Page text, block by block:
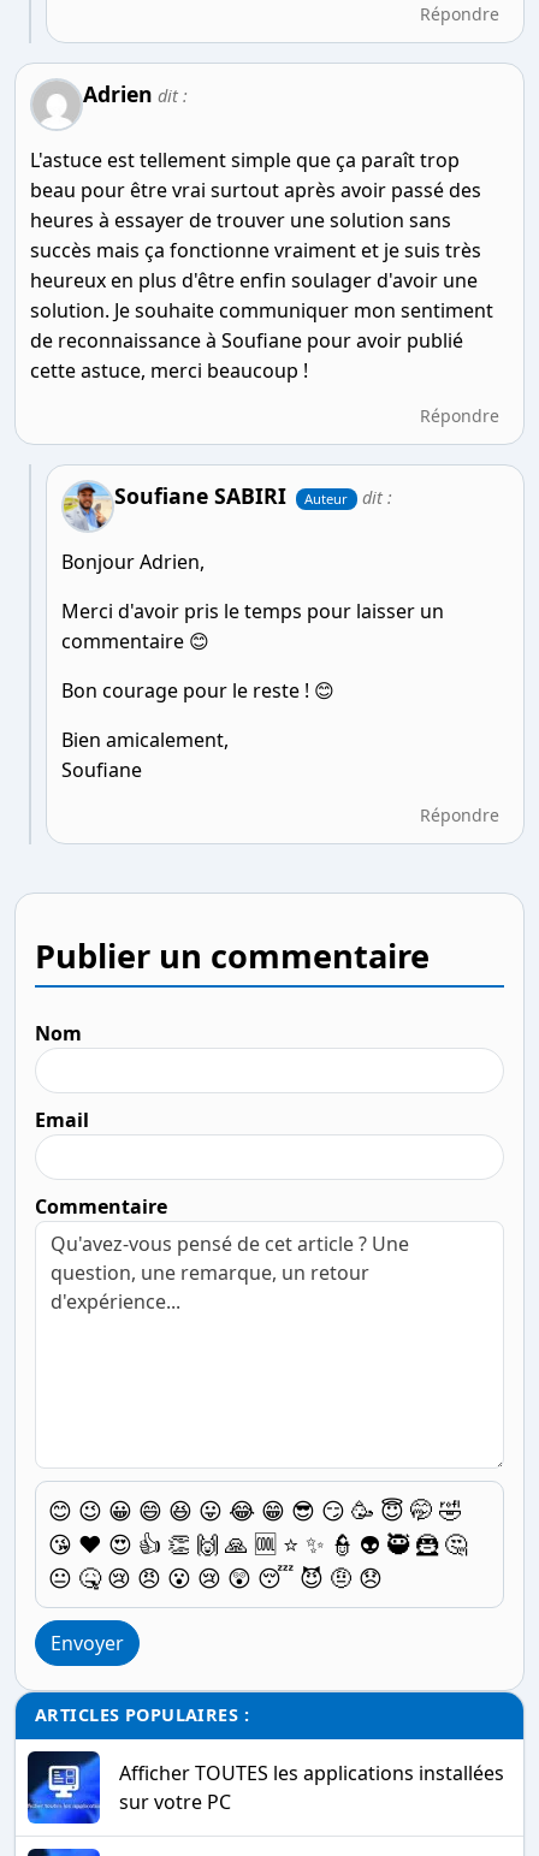
Répondre
Adrien dit :
L'astuce est tellement simple que ça paraît trop
beau pour être vrai surtout après avoir passé des
heures à essayer de trouver une solution sans
succès mais ça fonctionne vraiment et je suis très
heureux en plus d'être enfin soulager d'avoir une
solution. Je souhaite communiquer mon sentiment
de reconnaissance à Soufiane pour avoir publié
cette astuce, merci beaucoup !
Répondre
Soufiane SABIRI Auteur dit :
Bonjour Adrien,
Merci d'avoir pris le temps pour laisser un
commentaire 😊
Bon courage pour le reste ! 😊
Bien amicalement,
Soufiane
Répondre
Publier un commentaire
Nom
Email
Commentaire
😊 😉 😀 😄 😆 😛 😂 😁 😎 😏 🥳 😇 🤭 🤣
😘 ❤️ 😍 👍 👏 🙌 🙏 🆒 ⭐ ✨ 👮 👽 🥷 🦹 🤔
😐 🤒 😢 😠 😮 😢 😲 😴 😈 🤨 😞
Envoyer
ARTICLES POPULAIRES :
Afficher TOUTES les applications installées
sur votre PC